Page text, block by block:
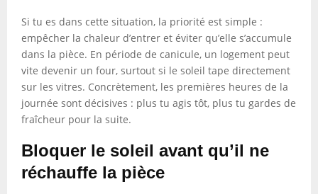
Si tu es dans cette situation, la priorité est simple :
empêcher la chaleur d’entrer et éviter qu’elle s’accumule
dans la pièce. En période de canicule, un logement peut
vite devenir un four, surtout si le soleil tape directement
sur les vitres. Concrètement, les premières heures de la
journée sont décisives : plus tu agis tôt, plus tu gardes de
fraîcheur pour la suite.
Bloquer le soleil avant qu’il ne
réchauffe la pièce